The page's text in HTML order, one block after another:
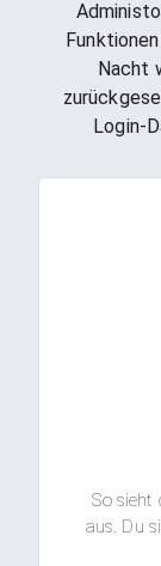
Nacht
Login-
So sieht
aus. Du